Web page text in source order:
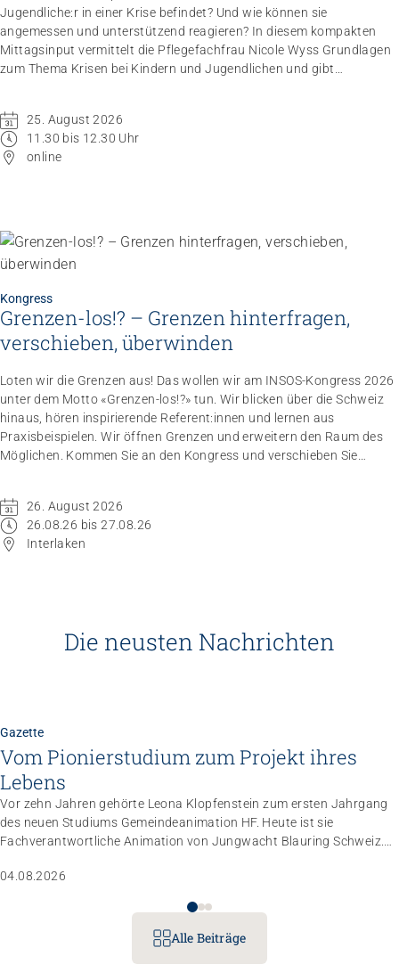
20.08.2026 online
Jugendliche:r in einer Krise befindet? Und wie können sie
angemessen und unterstützend reagieren? In diesem kompakten
Mittagsinput vermittelt die Pflegefachfrau Nicole Wyss Grundlagen
zum Thema Krisen bei Kindern und Jugendlichen und gibt
25. August 2026
11.30 bis 12.30 Uhr
online
Kongress
Grenzen-los!? – Grenzen hinterfragen,
verschieben, überwinden
Loten wir die Grenzen aus! Das wollen wir am INSOS-Kongress 2026
unter dem Motto «Grenzen-los!?» tun. Wir blicken über die Schweiz
hinaus, hören inspirierende Referent:innen und lernen aus
Praxisbeispielen. Wir öffnen Grenzen und erweitern den Raum des
Möglichen. Kommen Sie an den Kongress und verschieben Sie
26. August 2026
26.08.26 bis 27.08.26
Interlaken
Die neusten Nachrichten
Gazette
Vom Pionierstudium zum Projekt ihres
Lebens
Vor zehn Jahren gehörte Leona Klopfenstein zum ersten Jahrgang
des neuen Studiums Gemeindeanimation HF. Heute ist sie
Fachverantwortliche Animation von Jungwacht Blauring Schweiz.
gemanagt hat, wartet nun ihr persönliches Grossprojekt.
04.08.2026
Alle Beiträge